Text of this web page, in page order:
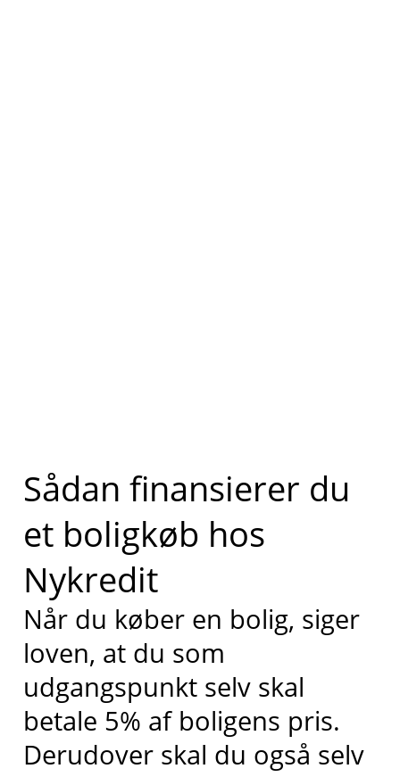
Sådan finansierer du
et boligkøb hos
Nykredit
Når du køber en bolig, siger
loven, at du som
udgangspunkt selv skal
betale 5% af boligens pris.
Derudover skal du også selv